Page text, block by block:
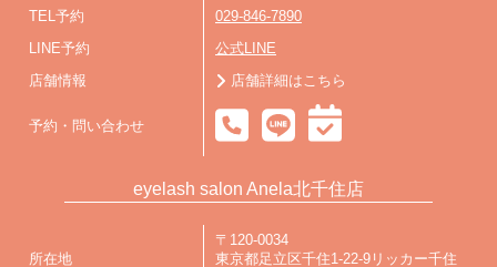
TEL予約 029-846-7890
LINE予約 公式LINE
店舗情報 店舗詳細はこちら
予約・問い合わせ
eyelash salon Anela北千住店
所在地
〒120-0034
東京都足立区千住1-22-9リッカー千住